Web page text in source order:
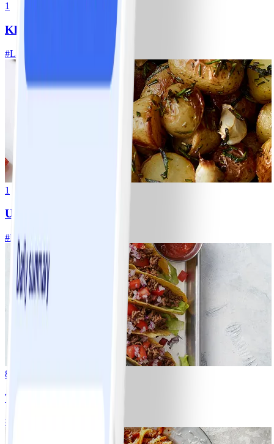
1
Klassisk vitkålssallad
#Lätt
1
Ugnsrostad potatis
#Lätt5 MIN
8
Tacos
#